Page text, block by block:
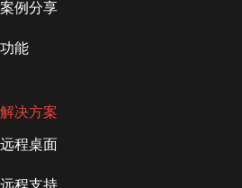
案例分享
功能
解决方案
远程桌面
远程支持